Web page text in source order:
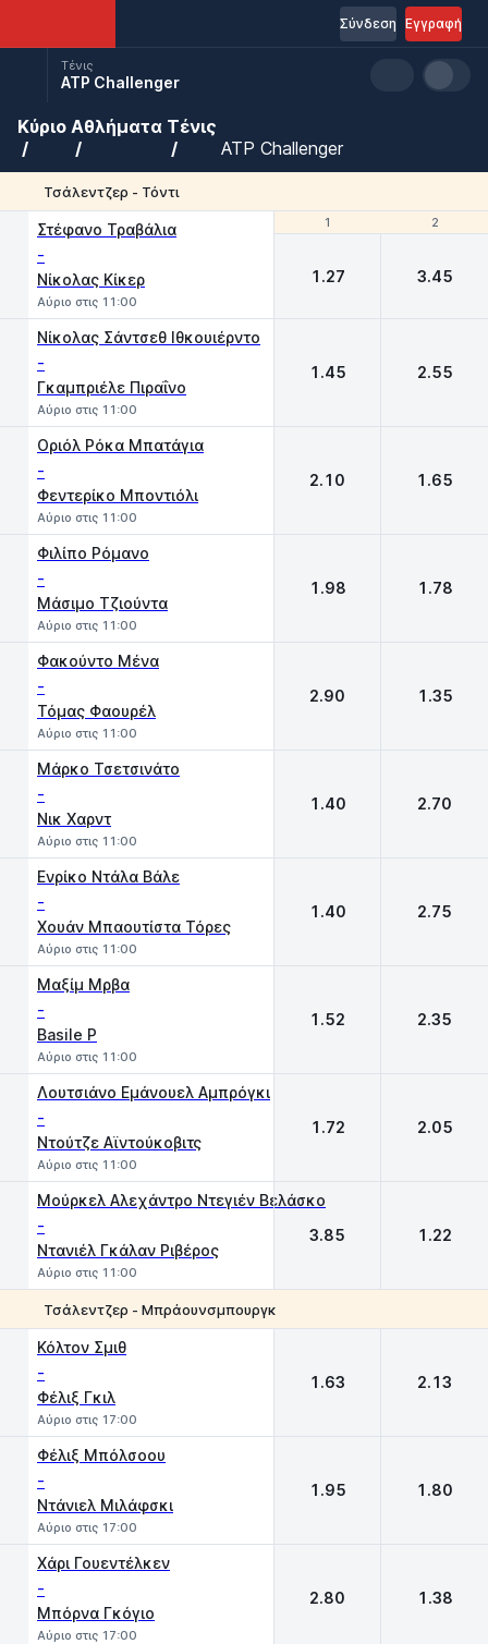
Εγγραφή
Σύνδεση
Τένις
ATP Challenger
Κύριο Αθλήματα Τένις
ATP Challenger
Τσάλεντζερ - Τόντι
1 2
Στέφανο Τραβάλια
-
Νίκολας Κίκερ
Αύριο στις 11:00
1 2
1.27 3.45
Νίκολας Σάντσεθ Ιθκουιέρντο
-
Γκαμπριέλε Πιραΐνο
Αύριο στις 11:00
1.45 2.55
Οριόλ Ρόκα Μπατάγια
-
Φεντερίκο Μποντιόλι
Αύριο στις 11:00
2.10 1.65
Φιλίπο Ρόμανο
-
Μάσιμο Τζιούντα
Αύριο στις 11:00
1.98 1.78
Φακούντο Μένα
-
Τόμας Φαουρέλ
Αύριο στις 11:00
2.90 1.35
Μάρκο Τσετσινάτο
-
Νικ Χαρντ
Αύριο στις 11:00
1.40 2.70
Ενρίκο Ντάλα Βάλε
-
Χουάν Μπαουτίστα Τόρες
Αύριο στις 11:00
1.40 2.75
Μαξίμ Μρβα
-
Basile P
Αύριο στις 11:00
1.52 2.35
Λουτσιάνο Εμάνουελ Αμπρόγκι
-
Ντούτζε Αϊντούκοβιτς
Αύριο στις 11:00
1.72 2.05
Μούρκελ Αλεχάντρο Ντεγιέν Βελάσκο
-
Ντανιέλ Γκάλαν Ριβέρος
Αύριο στις 11:00
3.85 1.22
Τσάλεντζερ - Μπράουνσμπουργκ
Κόλτον Σμιθ
-
Φέλιξ Γκιλ
Αύριο στις 17:00
1.63 2.13
Φέλιξ Μπόλσοου
-
Ντάνιελ Μιλάφσκι
Αύριο στις 17:00
1.95 1.80
Χάρι Γουεντέλκεν
-
Μπόρνα Γκόγιο
Αύριο στις 17:00
2.80 1.38